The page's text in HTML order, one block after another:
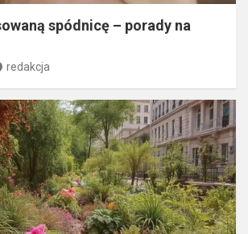
spódnicę – porady na
redakcja